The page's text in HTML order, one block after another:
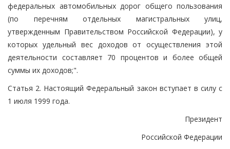
федеральных автомобильных дорог общего пользования
(по перечням отдельных магистральных улиц,
утвержденным Правительством Российской Федерации), у
которых удельный вес доходов от осуществления этой
деятельности составляет 70 процентов и более общей
суммы их доходов;".
Статья 2. Настоящий Федеральный закон вступает в силу с
1 июля 1999 года.
Президент
Российской Федерации